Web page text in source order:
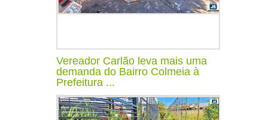
Vereador Carlão leva mais uma
demanda do Bairro Colmeia à
Prefeitura ...